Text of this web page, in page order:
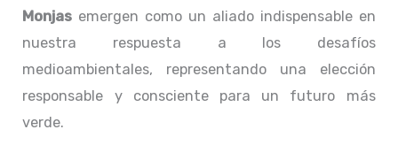
Monjas emergen como un aliado indispensable en
nuestra respuesta a los desafíos
medioambientales, representando una elección
responsable y consciente para un futuro más
verde.